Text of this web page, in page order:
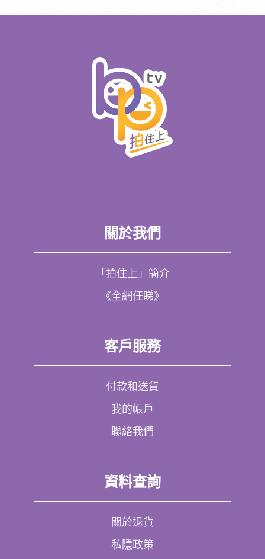
關於我們
「拍住上」簡介
《全網任睇》
客戶服務
付款和送貨
我的帳戶
聯絡我們
資料查詢
關於退貨
私隱政策